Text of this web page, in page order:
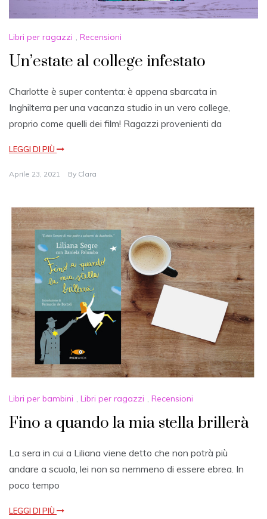
Libri per ragazzi , Recensioni
Un’estate al college infestato
Charlotte è super contenta: è appena sbarcata in
Inghilterra per una vacanza studio in un vero college,
proprio come quelli dei film! Ragazzi provenienti da
LEGGI DI PIÙ
Aprile 23, 2021 By Clara
Libri per bambini , Libri per ragazzi , Recensioni
Fino a quando la mia stella brillerà
La sera in cui a Liliana viene detto che non potrà più
andare a scuola, lei non sa nemmeno di essere ebrea. In
poco tempo
LEGGI DI PIÙ